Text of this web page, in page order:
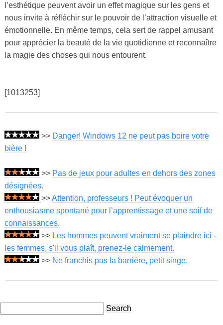
l’esthétique peuvent avoir un effet magique sur les gens et
nous invite à réfléchir sur le pouvoir de l’attraction visuelle et
émotionnelle. En même temps, cela sert de rappel amusant
pour apprécier la beauté de la vie quotidienne et reconnaître
la magie des choses qui nous entourent.
[1013253]
>> Danger! Windows 12 ne peut pas boire votre
bière !
>> Pas de jeux pour adultes en dehors des zones
désignées.
>>Attention, professeurs ! Peut évoquer un
enthousiasme spontané pour l’apprentissage et une soif de
connaissances.
>> Les hommes peuvent vraiment se plaindre ici -
les femmes, s'il vous plaît, prenez-le calmement.
>> Ne franchis pas la barrière, petit singe.
Search